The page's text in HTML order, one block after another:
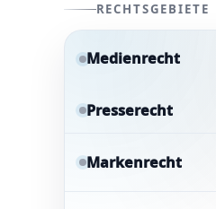
RECHTSGEBIETE
Medienrecht
Presserecht
Markenrecht